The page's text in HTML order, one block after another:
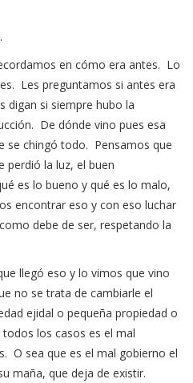
en cómo era antes. Lo
Les preguntamos si antes era
digan si siempre hubo la
De dónde vino pues esa
se chingó todo. Pensamos que
perdió la luz, el buen
es lo bueno y qué es lo malo,
encontrar eso y con eso luchar
debe de ser, respetando la
llegó eso y lo vimos que vino
no se trata de cambiarle el
ejidal o pequeña propiedad o
los casos es el mal
O sea que es el mal gobierno el
maña, que deja de existir.